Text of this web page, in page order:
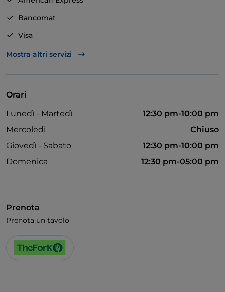
fresche, genuine e di altissima qualità.
scampi ed asparagi, il calamaro ripieno di ricotta e
Bancomat
Visa
Animali ammessi
Mostra altri servizi
Orari
Lunedì - Martedì
12:30 pm-10:00 pm
Mercoledì
Chiuso
Giovedì - Sabato
12:30 pm-10:00 pm
Domenica
12:30 pm-05:00 pm
Prenota
Prenota un tavolo